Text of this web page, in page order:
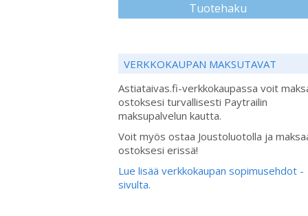
Tuotehaku
VERKKOKAUPAN MAKSUTAVAT
Astiataivas.fi-verkkokaupassa voit
ostoksesi turvallisesti Paytrailin
maksupalvelun kautta.
Voit myös ostaa Joustoluotolla ja
ostoksesi erissä!
Lue lisää verkkokaupan sopimusehdot -
sivulta.